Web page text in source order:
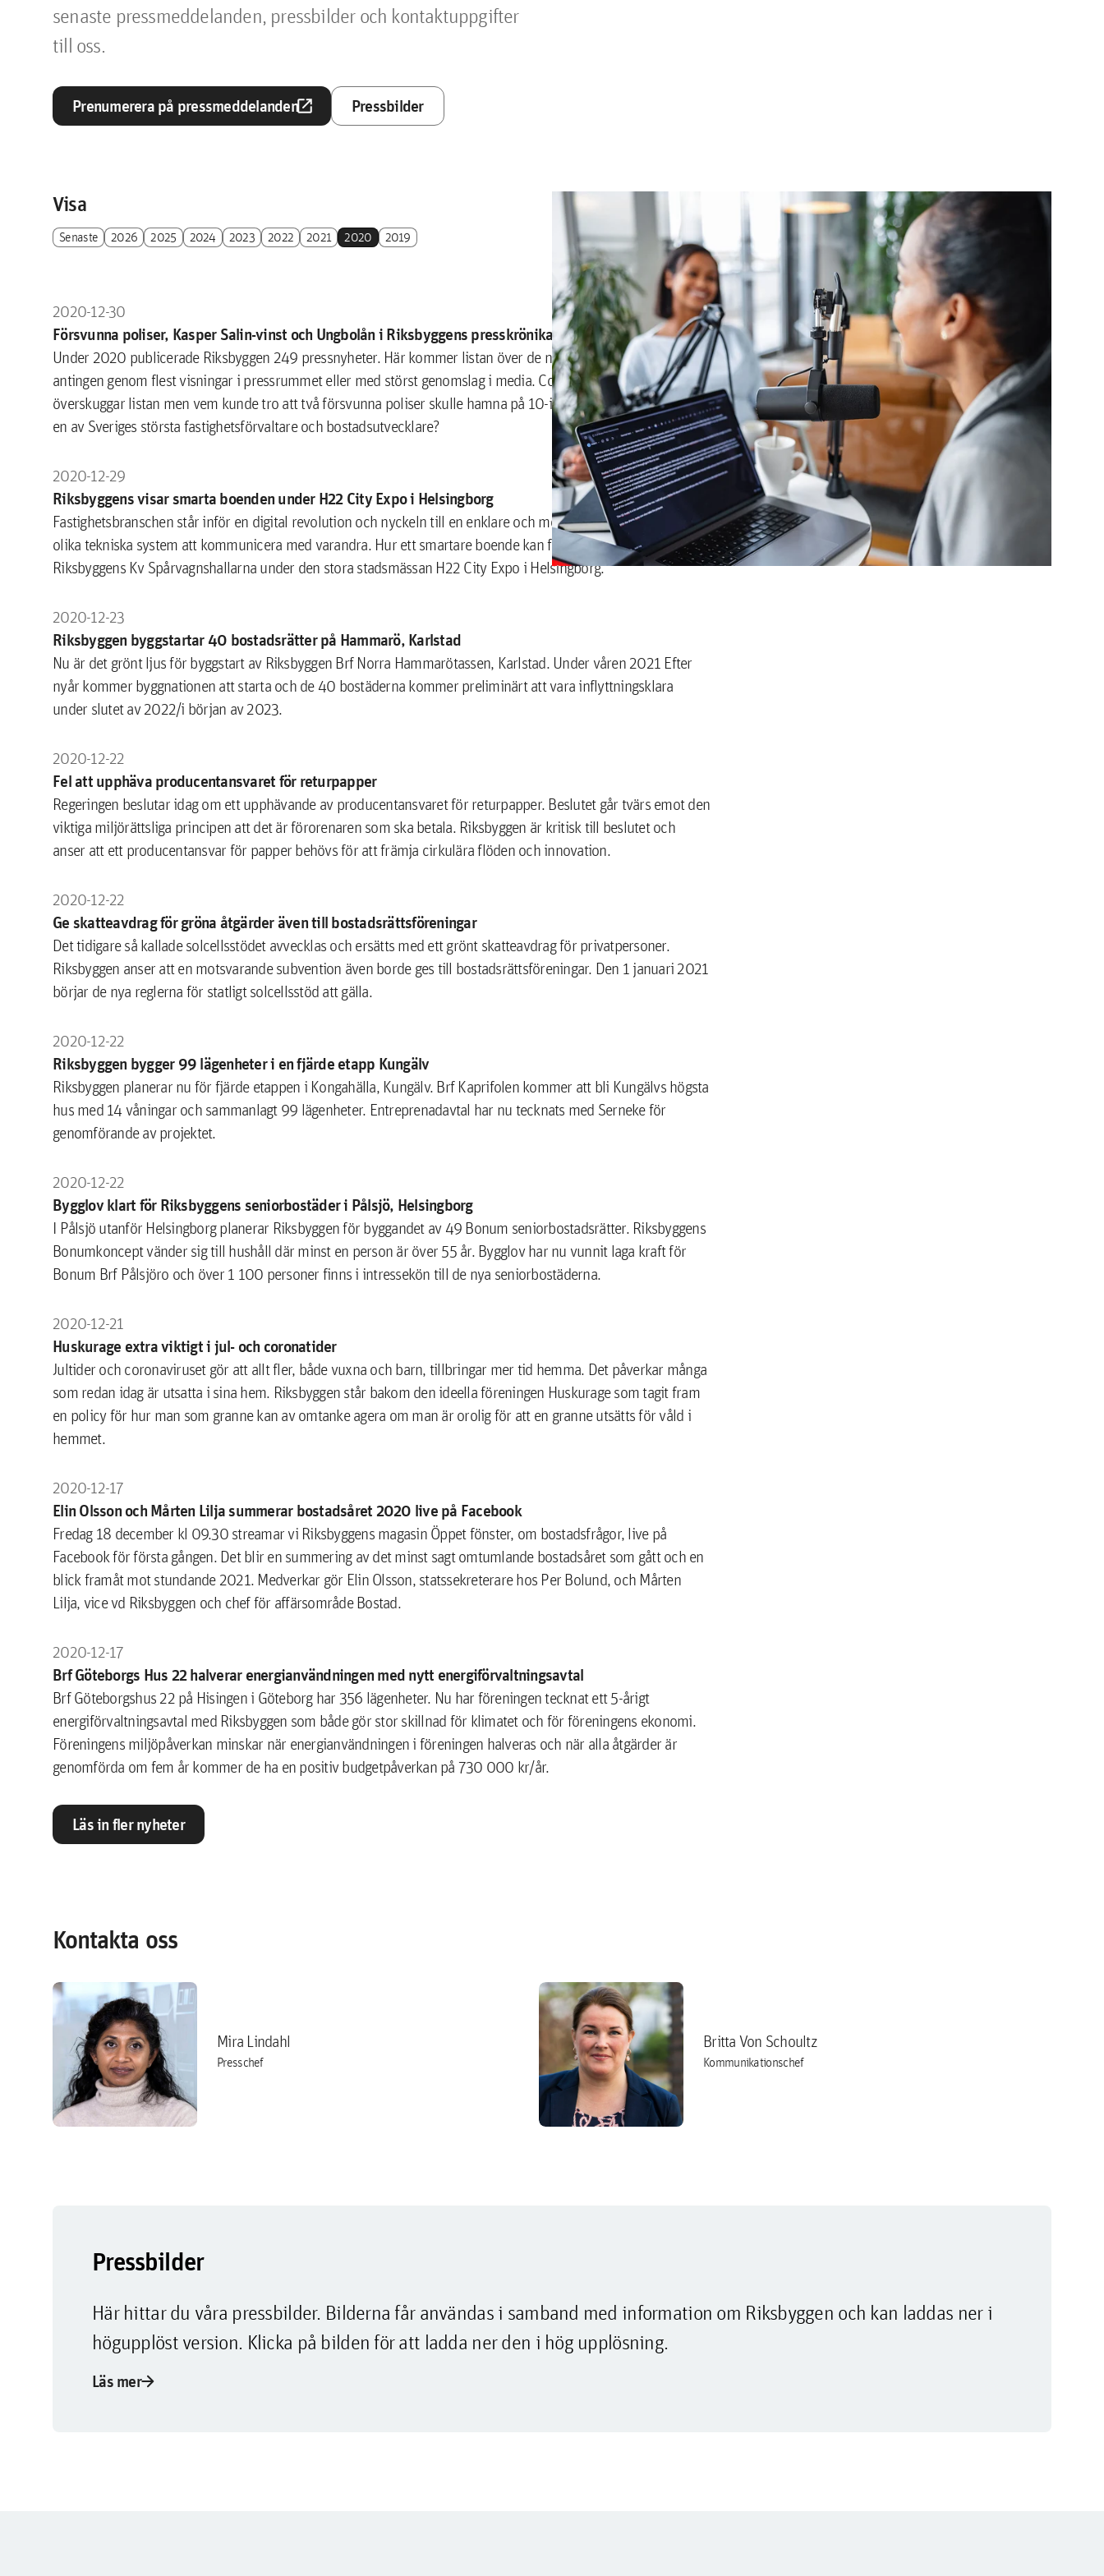
senaste pressmeddelanden, pressbilder och kontaktuppgifter
till oss.
Prenumerera på pressmeddelandenopen_in_new Pressbilder
Visa
Senaste 2026 2025 2024 2023 2022 2021 2020 2019
2020-12-30
Försvunna poliser, Kasper Salin-vinst och Ungbolån i Riksbyggens presskrönika 2020
Under 2020 publicerade Riksbyggen 249 pressnyheter. Här kommer listan över de nyheter som var hetast,
antingen genom flest visningar i pressrummet eller med störst genomslag i media. Coronapandemin
överskuggar listan men vem kunde tro att två försvunna poliser skulle hamna på 10-i-topp på nyhetslistan från
en av Sveriges största fastighetsförvaltare och bostadsutvecklare?
2020-12-29
Riksbyggens visar smarta boenden under H22 City Expo i Helsingborg
Fastighetsbranschen står inför en digital revolution och nyckeln till en enklare och mer hållbar vardag är att få
olika tekniska system att kommunicera med varandra. Hur ett smartare boende kan fungera kommer att visas i
Riksbyggens Kv Spårvagnshallarna under den stora stadsmässan H22 City Expo i Helsingborg.
2020-12-23
Riksbyggen byggstartar 40 bostadsrätter på Hammarö, Karlstad
Nu är det grönt ljus för byggstart av Riksbyggen Brf Norra Hammarötassen, Karlstad. Under våren 2021 Efter
nyår kommer byggnationen att starta och de 40 bostäderna kommer preliminärt att vara inflyttningsklara
under slutet av 2022/i början av 2023.
2020-12-22
Fel att upphäva producentansvaret för returpapper
​Regeringen beslutar idag om ett upphävande av producentansvaret för returpapper. Beslutet går tvärs emot den
viktiga miljörättsliga principen att det är förorenaren som ska betala. Riksbyggen är kritisk till beslutet och
anser att ett producentansvar för papper behövs för att främja cirkulära flöden och innovation.
2020-12-22
Ge skatteavdrag för gröna åtgärder även till bostadsrättsföreningar
Det tidigare så kallade solcellsstödet avvecklas och ersätts med ett grönt skatteavdrag för privatpersoner.
Riksbyggen anser att en motsvarande subvention även borde ges till bostadsrättsföreningar. Den 1 januari 2021
börjar de nya reglerna för statligt solcellsstöd att gälla.
2020-12-22
Riksbyggen bygger 99 lägenheter i en fjärde etapp Kungälv
Riksbyggen planerar nu för fjärde etappen i Kongahälla, Kungälv. Brf Kaprifolen kommer att bli Kungälvs högsta
hus med 14 våningar och sammanlagt 99 lägenheter. Entreprenadavtal har nu tecknats med Serneke för
genomförande av projektet.
2020-12-22
Bygglov klart för Riksbyggens seniorbostäder i Pålsjö, Helsingborg
I Pålsjö utanför Helsingborg planerar Riksbyggen för byggandet av 49 Bonum seniorbostadsrätter. Riksbyggens
Bonumkoncept vänder sig till hushåll där minst en person är över 55 år. Bygglov har nu vunnit laga kraft för
Bonum Brf Pålsjöro och över 1 100 personer finns i intressekön till de nya seniorbostäderna.
2020-12-21
Huskurage extra viktigt i jul- och coronatider
Jultider och coronaviruset gör att allt fler, både vuxna och barn, tillbringar mer tid hemma. Det påverkar många
som redan idag är utsatta i sina hem. Riksbyggen står bakom den ideella föreningen Huskurage som tagit fram
en policy för hur man som granne kan av omtanke agera om man är orolig för att en granne utsätts för våld i
hemmet.
2020-12-17
Elin Olsson och Mårten Lilja summerar bostadsåret 2020 live på Facebook
​Fredag 18 december kl 09.30 streamar vi Riksbyggens magasin Öppet fönster, om bostadsfrågor, live på
Facebook för första gången. Det blir en summering av det minst sagt omtumlande bostadsåret som gått och en
blick framåt mot stundande 2021. Medverkar gör Elin Olsson, statssekreterare hos Per Bolund, och Mårten
Lilja, vice vd Riksbyggen och chef för affärsområde Bostad.
2020-12-17
Brf Göteborgs Hus 22 halverar energianvändningen med nytt energiförvaltningsavtal
Brf Göteborgshus 22 på Hisingen i Göteborg har 356 lägenheter. Nu har föreningen tecknat ett 5-årigt
energiförvaltningsavtal med Riksbyggen som både gör stor skillnad för klimatet och för föreningens ekonomi.
Föreningens miljöpåverkan minskar när energianvändningen i föreningen halveras och när alla åtgärder är
genomförda om fem år kommer de ha en positiv budgetpåverkan på 730 000 kr/år.
Läs in fler nyheter
Kontakta oss
Mira Lindahl
Presschef
Britta Von Schoultz
Kommunikationschef
Pressbilder
Här hittar du våra pressbilder. Bilderna får användas i samband med information om Riksbyggen och kan laddas ner i
högupplöst version. Klicka på bilden för att ladda ner den i hög upplösning.
Läs merarrow_forward